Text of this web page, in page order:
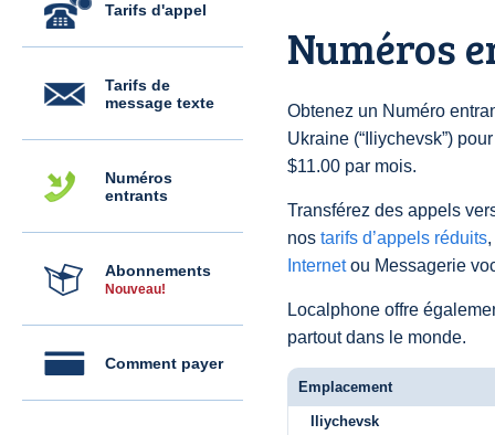
Tarifs d'appel
Tarifs de
message texte
Numéros
entrants
Abonnements
Nouveau!
Comment payer
Numéros
Obtenez un Numéro
Ukraine (“Iliychevsk”)
$11.00 par mois.
Transférez des appels
nos tarifs d’appels réduits
Internetou Messagerie
Localphone offre
partout dans le monde.
Emplacement
Iliychevsk